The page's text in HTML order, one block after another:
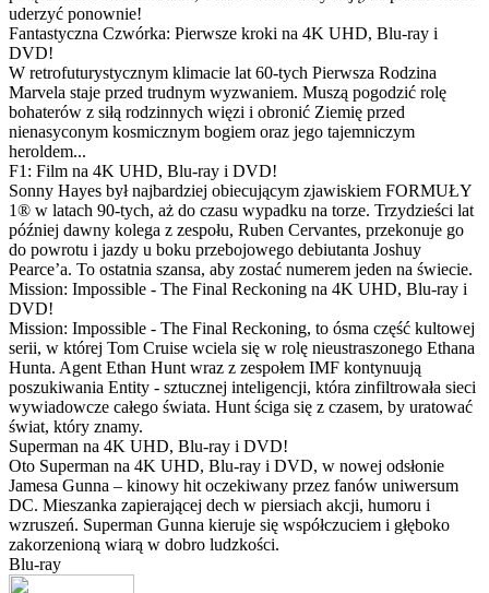
uderzyć ponownie!
Fantastyczna Czwórka: Pierwsze kroki na 4K UHD, Blu-ray i
DVD!
W retrofuturystycznym klimacie lat 60-tych Pierwsza Rodzina
Marvela staje przed trudnym wyzwaniem. Muszą pogodzić rolę
bohaterów z siłą rodzinnych więzi i obronić Ziemię przed
nienasyconym kosmicznym bogiem oraz jego tajemniczym
heroldem...
F1: Film na 4K UHD, Blu-ray i DVD!
Sonny Hayes był najbardziej obiecującym zjawiskiem FORMUŁY
1® w latach 90-tych, aż do czasu wypadku na torze. Trzydzieści lat
później dawny kolega z zespołu, Ruben Cervantes, przekonuje go
do powrotu i jazdy u boku przebojowego debiutanta Joshuy
Pearce’a. To ostatnia szansa, aby zostać numerem jeden na świecie.
Mission: Impossible - The Final Reckoning na 4K UHD, Blu-ray i
DVD!
Mission: Impossible - The Final Reckoning, to ósma część kultowej
serii, w której Tom Cruise wciela się w rolę nieustraszonego Ethana
Hunta. Agent Ethan Hunt wraz z zespołem IMF kontynuują
poszukiwania Entity - sztucznej inteligencji, która zinfiltrowała sieci
wywiadowcze całego świata. Hunt ściga się z czasem, by uratować
świat, który znamy.
Superman na 4K UHD, Blu-ray i DVD!
Oto Superman na 4K UHD, Blu-ray i DVD, w nowej odsłonie
Jamesa Gunna – kinowy hit oczekiwany przez fanów uniwersum
DC. Mieszanka zapierającej dech w piersiach akcji, humoru i
wzruszeń. Superman Gunna kieruje się współczuciem i głęboko
zakorzenioną wiarą w dobro ludzkości.
Blu-ray